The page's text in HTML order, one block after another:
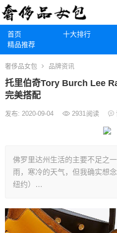
首页 十大排行
精品推荐
奢侈品女包 品牌资讯
托里伯奇Tory Burch Lee
完美搭配
发布: 2020-09-04 2931阅读
佛罗里达州生活的主要不足之
雨，寒冷的天气，但我确实想
纽约）…